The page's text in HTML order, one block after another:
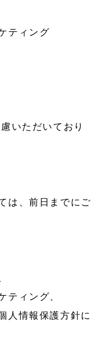
ティング
いただいており
は、前日までにご
ティング
人情報保護方針に